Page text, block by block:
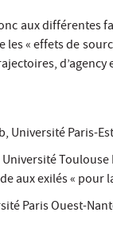
aux différentes
« effets de
d’agency
Université Paris-
aux exilés « pour
Paris Ouest-